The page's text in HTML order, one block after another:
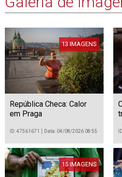
13 IMAGENS
República Checa: Calor
em Praga
15 IMAGENS